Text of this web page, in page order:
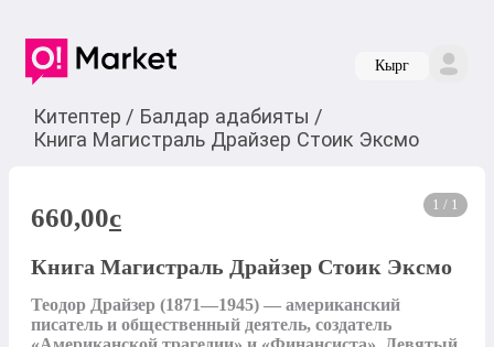
Кырг
Китептер / Балдар адабияты /
Книга Магистраль Драйзер Стоик Эксмо
1 / 1
660,00c
Книга Магистраль Драйзер Стоик Эксмо
Теодор Драйзер (1871—1945) — американский
писатель и общественный деятель, создатель